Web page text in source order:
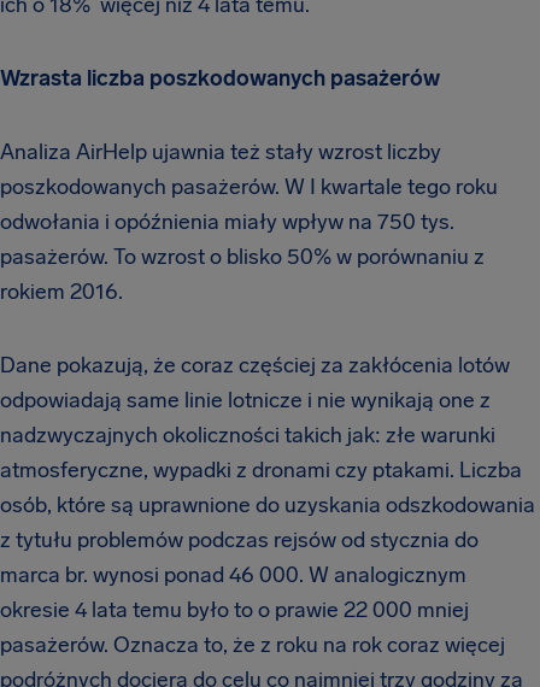
Wzrasta liczba poszkodowanych pasażerów
Analiza AirHelp ujawnia też stały wzrost liczby
poszkodowanych pasażerów. W I kwartale tego roku
odwołania i opóźnienia miały wpływ na 750 tys.
pasażerów. To wzrost o blisko 50% w porównaniu z
rokiem 2016.
Dane pokazują, że coraz częściej za zakłócenia lotów
odpowiadają same linie lotnicze i nie wynikają one z
nadzwyczajnych okoliczności takich jak: złe warunki
atmosferyczne, wypadki z dronami czy ptakami. Liczba
osób, które są uprawnione do uzyskania odszkodowania
z tytułu problemów podczas rejsów od stycznia do
marca br. wynosi ponad 46 000. W analogicznym
okresie 4 lata temu było to o prawie 22 000 mniej
pasażerów. Oznacza to, że z roku na rok coraz więcej
podróżnych dociera do celu co najmniej trzy godziny za